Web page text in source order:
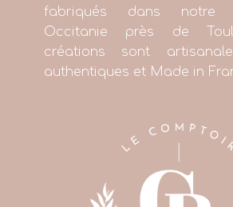
fabriqués dans notre
Occitanie près de
créations sont
authentiques et Made in